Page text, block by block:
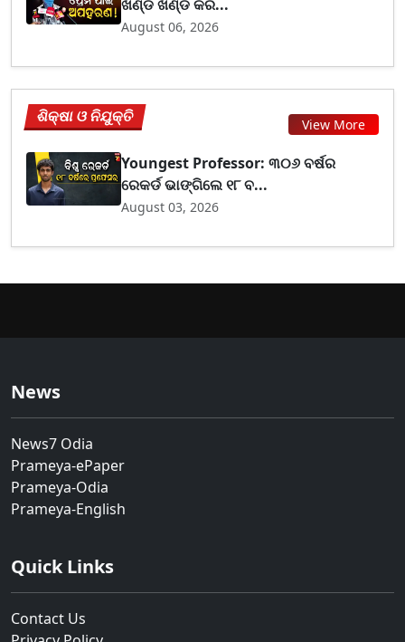
ଖଣ୍ଡ ଖଣ୍ଡ କରି...
August 06, 2026
ଶିକ୍ଷା ଓ ନିଯୁକ୍ତି View More
Youngest Professor: ୩୦୬ ବର୍ଷର
ରେକର୍ଡ ଭାଙ୍ଗିଲେ ୧୮ ବ...
August 03, 2026
News
News7 Odia
Prameya-ePaper
Prameya-Odia
Prameya-English
Quick Links
Contact Us